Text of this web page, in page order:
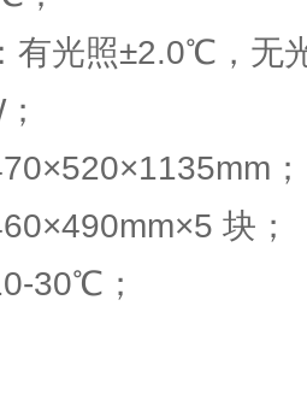
有光照±2.0℃，无
；
块；
30℃；